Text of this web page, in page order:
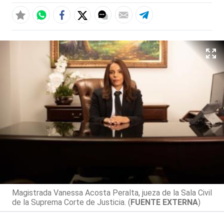
Magistrada Vanessa Acosta Peralta, jueza de la Sala Civil
de la Suprema Corte de Justicia. (FUENTE EXTERNA)